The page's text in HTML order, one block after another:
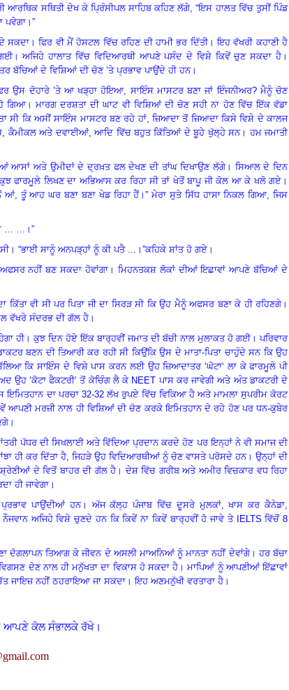
ਆਰਥਿਕ ਸਥਿਤੀ ਦੇਖ ਕੇ ਪ੍ਰਿੰਸੀਪਲ ਸਾਹਿਬ ਕਹਿਣ ਲੱਗੇ, “ਇਸ ਹਾਲਤ ਵਿੱਚ ਤੁਸੀਂ ਪਿੰਡ
ਪਵੇਗਾ । ”
ਸਕਦਾ ।ਫਿਰ ਵੀ ਮੈਂ ਹੋਸਟਲ ਵਿੱਚ ਰਹਿਣ ਦੀ ਹਾਮੀ ਭਰ ਦਿੱਤੀ।ਇਹ ਵੱਖਰੀ ਕਹਾਣੀ ਹੈ
।ਅਜਿਹੇ ਹਾਲਾਤ ਵਿੱਚ ਵਿਦਿਆਰਥੀ ਆਪਣੇ ਪਸੰਦ ਦੇ ਵਿਸ਼ੇ ਕਿਵੇਂ ਚੁਣ ਸਕਦਾ ਹੈ ।
ਬੱਚਿਆਂ ਦੇ ਵਿਸ਼ਿਆਂ ਦੀ ਚੋਣ ’ਤੇ ਪ੍ਰਭਾਵ ਪਾਉਂਦੇ ਹੀ ਹਨ।
ਉਸ ਦੋਹਾਰੇ ’ਤੇ ਆ ਖੜ੍ਹਾ ਹੋਇਆ, ਸਾਇੰਸ ਮਾਸਟਰ ਬਣਾ ਜਾਂ ਇੰਜਨੀਅਰ? ਮੈਨੂੰ ਚੋਣ
ਗਿਆ। ਮਾਰਗ ਦਰਸ਼ਤਾ ਦੀ ਘਾਟ ਵੀ ਵਿਸ਼ਿਆਂ ਦੀ ਚੋਣ ਸਹੀ ਨਾ ਹੋਣ ਵਿੱਚ ਇੱਕ ਵੱਡਾ
ਸੀ ਕਿ ਅਸੀਂ ਸਾਇੰਸ ਮਾਸਟਰ ਬਣ ਰਹੇ ਹਾਂ, ਜ਼ਿਆਦਾ ਤੋਂ ਜ਼ਿਆਦਾ ਕਿਸੇ ਵਿਸ਼ੇ ਦੇ ਕਾਲਜ
ਕੈਮੀਕਲ ਅਤੇ ਦਵਾਈਆਂ,ਆਦਿ ਵਿੱਚ ਬਹੁਤ ਕਿੱਤਿਆਂ ਦੇ ਬੂਹੇ ਖੁੱਲ੍ਹੇ ਸਨ। ਹਮ ਜਮਾਤੀ
ਆਸਾਂ ਅਤੇ ਉਮੀਦਾਂ ਦੇ ਦ੍ਰਖ਼ਤ ਫਲ ਦੇਖਣ ਦੀ ਤਾਂਘ ਦਿਖਾਉਣ ਲੱਗੇ। ਸਿਆਲ ਦੇ ਦਿਨ
ਫਾਰਮੂਲੇ ਲਿਖਣ ਦਾ ਅਭਿਆਸ ਕਰ ਰਿਹਾ ਸੀ ਤਾਂ ਖੇਤੋਂ ਬਾਪੂ ਜੀ ਕੋਲ ਆ ਕੇ ਖਲੋ ਗਏ ।
ਆਂ, ਤੂੰ ਆਹ ਘਰ ਬਣਾ ਬਣਾ ਖੇਡ ਰਿਹਾ ਹੈਂ ।” ਮੇਰਾ ਸੁਤੇ ਸਿੱਧ ਹਾਸਾ ਨਿਕਲ ਗਿਆ, ਜਿਸ
… … । ”
। “ਭਾਈ ਸਾਨੂੰ ਅਨਪੜ੍ਹਾਂ ਨੂੰ ਕੀ ਪਤੈ ...।”ਕਹਿਕੇ ਸ਼ਾਂਤ ਹੋ ਗਏ ।
ਨਹੀਂ ਬਣ ਸਕਦਾ ਹੋਵਾਂਗਾ । ਮਿਹਨਤਕਸ਼ ਲੋਕਾਂ ਦੀਆਂ ਇਛਾਵਾਂ ਆਪਣੇ ਬੱਚਿਆਂ ਦੇ
ਵੀ ਸੀ ਪਰ ਪਿਤਾ ਜੀ ਦਾ ਸਿਰੜ ਸੀ ਕਿ ਉਹ ਮੈਨੂੰ ਅਫਸਰ ਬਣਾ ਕੇ ਹੀ ਰਹਿਣਗੇ।
ਵੱਖਰੇ ਸੰਦਰਭ ਦੀ ਗੱਲ ਹੈ ।
ਹੀ। ਕੁਝ ਦਿਨ ਹੋਏ ਇੱਕ ਬਾਰ੍ਹਵੀਂ ਜਮਾਤ ਦੀ ਬੱਚੀ ਨਾਲ ਮੁਲਾਕਤ ਹੋ ਗਈ। ਪਰਿਵਾਰ
ਬਣਨ ਦੀ ਤਿਆਰੀ ਕਰ ਰਹੀ ਸੀ ਕਿਉਂਕਿ ਉਸ ਦੇ ਮਾਤਾ-ਪਿਤਾ ਚਾਹੁੰਦੇ ਸਨ ਕਿ ਉਹ
ਕਿ ਸਾਇੰਸ ਦੇ ਵਿਸ਼ੇ ਪਾਸ ਕਰਨ ਲਈ ਉਹ ਜ਼ਿਆਦਾਤਰ ‘ਘੋਟਾ‘ ਲਾ ਕੇ ਫਾਰਮੂਲੇ ਪੀ
ਉਹ ‘ਕੋਟਾ ਫੈਕਟਰੀ’ ਤੋਂ ਕੋਚਿੰਗ ਲੈ ਕੇ NEET ਪਾਸ ਕਰ ਜਾਵੇਗੀ ਅਤੇ ਅੰਤ ਡਾਕਟਰੀ ਦੇ
ਇਮਿਤਹਾਨ ਦਾ ਪਰਚਾ 32-32ਲੱਖ ਰੁਪਏ ਵਿੱਚ ਵਿਕਿਆ ਹੈ ਅਤੇ ਮਾਮਲਾ ਸੁਪਰੀਮ ਕੋਰਟ
ਆਪਣੀ ਮਰਜ਼ੀ ਨਾਲ ਹੀ ਵਿਸ਼ਿਆਂ ਦੀ ਚੋਣ ਕਰਕੇ ਇਮਿਤਹਾਨ ਦੇ ਰਹੇ ਹੋਣ ਪਰ ਧਨ-ਕੁਬੇਰ
।
ਪੱਧਰ ਦੀ ਸਿਖਲਾਈ ਅਤੇ ਵਿੱਦਿਆ ਪ੍ਰਦਾਨ ਕਰਦੇ ਹੋਣ ਪਰ ਇਨ੍ਹਾਂ ਨੇ ਵੀ ਸਮਾਜ ਦੀ
ਹੀ ਕਰ ਦਿੱਤਾ ਹੈ, ਜਿਹੜੇ ਉਹ ਵਿਦਿਆਰਥੀਆਂ ਨੂੰ ਚੋਣ ਵਾਸਤੇ ਪਰੋਸਦੇ ਹਨ। ਉਨ੍ਹਾਂ ਦੀ
ਦੇ ਵਿਤੋਂ ਬਾਹਰ ਦੀ ਗੱਲ ਹੈ । ਦੇਸ਼ ਵਿੱਚ ਗਰੀਬ ਅਤੇ ਅਮੀਰ ਵਿਚਕਾਰ ਵਧ ਰਿਹਾ
ਹੀ ਜਾਵੇਗਾ ।
ਪਾਉਂਦੀਆਂ ਹਨ। ਅੱਜ ਕੱਲ੍ਹ ਪੰਜਾਬ ਵਿੱਚ ਦੂਸਰੇ ਮੁਲਕਾਂ, ਖਾਸ ਕਰ ਕੈਨੇਡਾ
ਨੌਜਵਾਨ ਅਜਿਹੇ ਵਿਸ਼ੇ ਚੁਣਦੇ ਹਨ ਕਿ ਕਿਵੇਂ ਨਾ ਕਿਵੇਂ ਬਾਰ੍ਹਵੀਂ ਹੋ ਜਾਵੇ ਤੇ IELTS ਵਿੱਚੋਂ 8
ਦੋਗਲਾਪਨ ਤਿਆਗ ਕੇ ਜੀਵਨ ਦੇ ਅਸਲੀ ਮਾਅਨਿਆਂ ਨੂੰ ਮਾਨਤਾ ਨਹੀਂ ਦੇਵਾਂਗੇ। ਹਰ ਬੱਚਾ
ਦੇਣ ਨਾਲ ਹੀ ਮਨੁੱਖਤਾ ਦਾ ਵਿਕਾਸ ਹੋ ਸਕਦਾ ਹੈ ।ਮਾਪਿਆਂ ਨੂੰ ਆਪਣੀਆਂ ਇੱਛਾਵਾਂ
ਜਾਇਜ਼ ਨਹੀਂ ਠਹਰਾਇਆ ਜਾ ਸਕਦਾ ।ਇਹ ਅਣਮਨੁੱਖੀ ਵਰਤਾਰਾ ਹੈ ।
ਆਪਣੇ ਕੋਲ ਸੰਭਾਲਕੇ ਰੱਖੇ।